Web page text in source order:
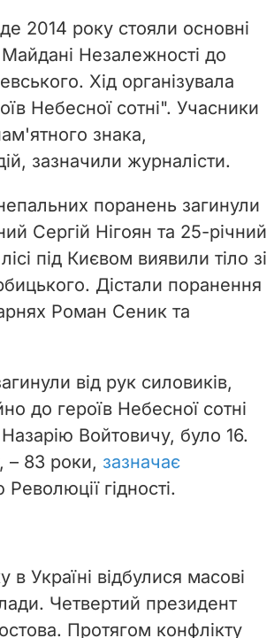
2014 року стояли основні
Незалежності до
Хід організувала
Небесної сотні". Учасники
знака,
зазначили журналісти.
поранень загинули
Сергій Нігоян та 25-річний
під Києвом виявили тіло зі
Дістали поранення
Роман Сеник та
від рук силовиків,
до героїв Небесної сотні
Войтовичу, було 16.
– 83 роки, зазначає
гідності.
в Україні відбулися масові
Четвертий президент
Протягом конфлікту